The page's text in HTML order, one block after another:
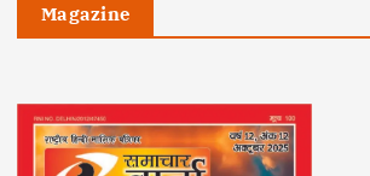
Magazine